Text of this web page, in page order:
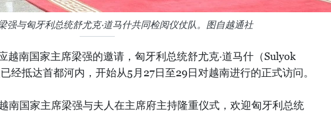
强与匈牙利总统舒尤克·道马什共同检阅仪仗队。图自越通社
南国家主席梁强的邀请，匈牙利总统舒尤克·道马什（Sulyok
经抵达首都河内，开始从5月27日至29日对越南进行的正式访问。
南国家主席梁强与夫人在主席府主持隆重仪式，欢迎匈牙利总统